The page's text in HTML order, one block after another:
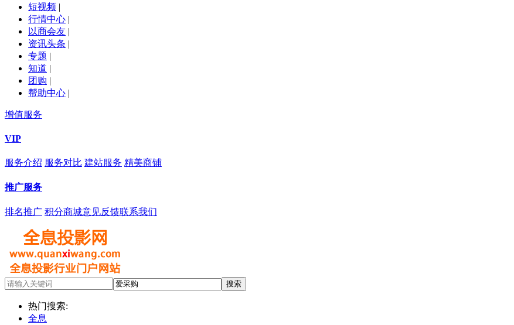
短视频 |
行情中心 |
以商会友 |
资讯头条 |
专题 |
知道 |
团购 |
帮助中心 |
增值服务
VIP
服务介绍 服务对比 建站服务 精美商铺
推广服务
排名推广 积分商城意见反馈联系我们
热门搜索:
全息